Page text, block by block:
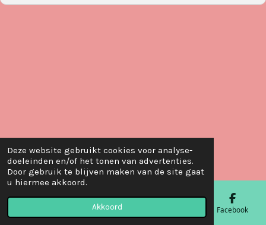
Deze website gebruikt cookies voor analyse-
doeleinden en/of het tonen van advertenties.
Door gebruik te blijven maken van de site gaat
u hiermee akkoord.
Akkoord
Telefoonnummer Facebook